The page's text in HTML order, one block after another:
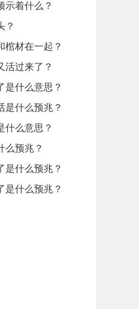
示着什么？
？
棺材在一起？
活过来了？
是什么意思？
是什么预兆？
什么意思？
么预兆？
是什么预兆？
是什么预兆？